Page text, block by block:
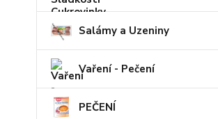
Salámy a Uzeniny
Vaření - Pečení
PEČENÍ